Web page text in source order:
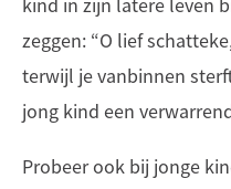
kind in zijn latere leven
zeggen: “O lief
terwijl je vanbinnen
jong kind een
Probeer ook bij jonge